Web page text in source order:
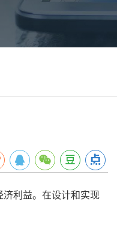
利益。在设计和实现